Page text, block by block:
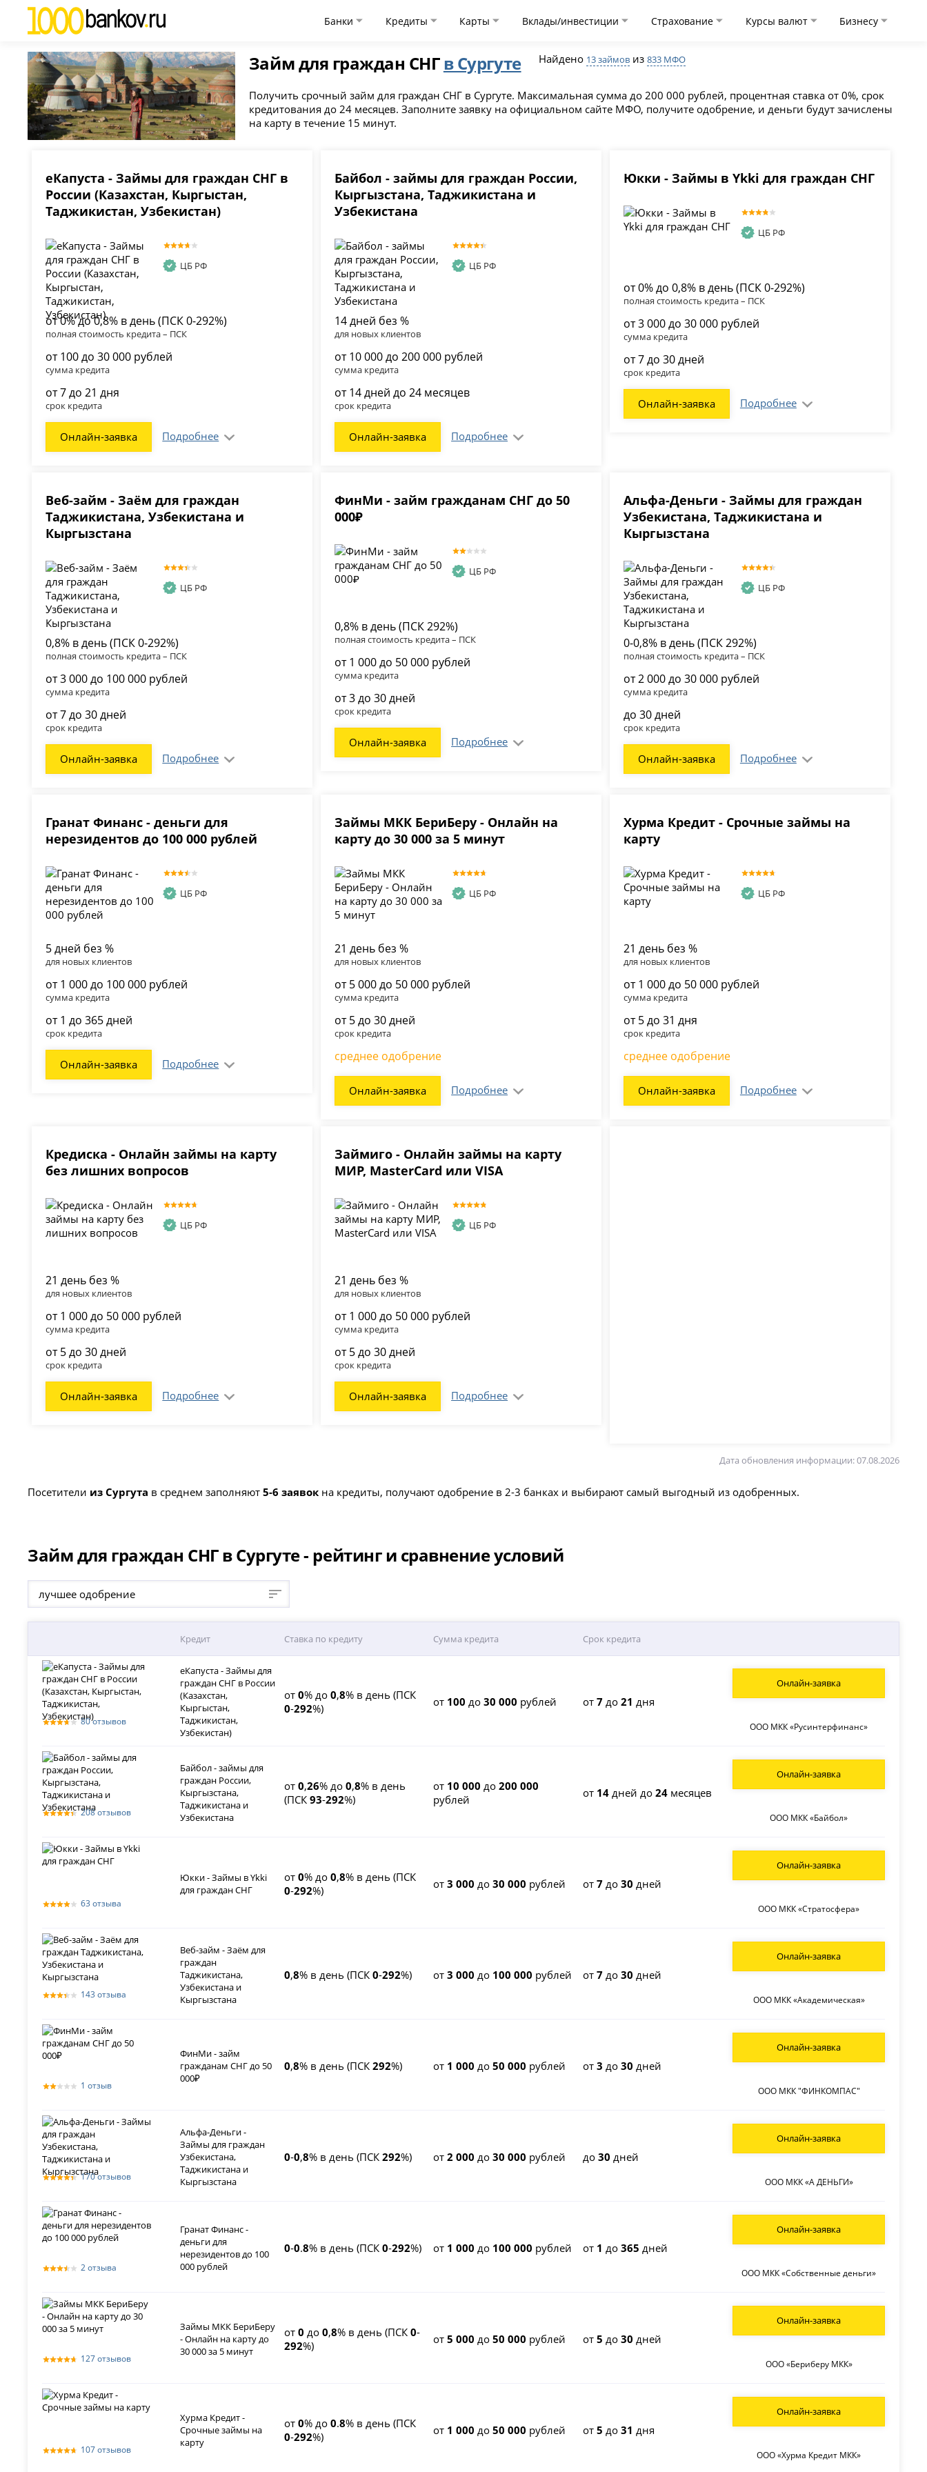
Банки Кредиты Карты Вклады/инвестиции Страхование Курсы валют Бизнесу
Займ для граждан СНГв Сургуте Найдено 13 займовиз 833 МФО
Получить срочный займ для граждан СНГ в Сургуте. Максимальная сумма до 200 000 рублей, процентная ставка от 0%, срок
кредитования до 24 месяцев. Заполните заявку на официальном сайте МФО, получите одобрение, и деньги будут зачислены
на карту в течение 15 минут.
еКапуста - Займы для граждан СНГ в
России (Казахстан, Кыргыстан,
Таджикистан, Узбекистан)
ЦБ РФ
от 0% до 0,8% в день (ПСК 0-292%)
полная стоимость кредита – ПСК
от 100 до 30 000 рублей
сумма кредита
от 7 до 21 дня
срок кредита
Онлайн-заявка Подробнее
Байбол - займы для граждан России,
Кыргызстана, Таджикистана и
Узбекистана
ЦБ РФ
14 дней без %
для новых клиентов
от 10 000 до 200 000 рублей
сумма кредита
от 14 дней до 24 месяцев
срок кредита
Онлайн-заявка Подробнее
Юкки - Займы в Ykki для граждан СНГ
ЦБ РФ
от 0% до 0,8% в день (ПСК 0-292%)
полная стоимость кредита – ПСК
от 3 000 до 30 000 рублей
сумма кредита
от 7 до 30 дней
срок кредита
Онлайн-заявка Подробнее
Веб-займ - Заём для граждан
Таджикистана, Узбекистана и
Кыргызстана
ЦБ РФ
0,8% в день (ПСК 0-292%)
полная стоимость кредита – ПСК
от 3 000 до 100 000 рублей
сумма кредита
от 7 до 30 дней
срок кредита
Онлайн-заявка Подробнее
ФинМи - займ гражданам СНГ до 50
000₽
ЦБ РФ
0,8% в день (ПСК 292%)
полная стоимость кредита – ПСК
от 1 000 до 50 000 рублей
сумма кредита
от 3 до 30 дней
срок кредита
Онлайн-заявка Подробнее
Альфа-Деньги - Займы для граждан
Узбекистана, Таджикистана и
Кыргызстана
ЦБ РФ
0-0,8% в день (ПСК 292%)
полная стоимость кредита – ПСК
от 2 000 до 30 000 рублей
сумма кредита
до 30 дней
срок кредита
Онлайн-заявка Подробнее
Гранат Финанс - деньги для
нерезидентов до 100 000 рублей
ЦБ РФ
5 дней без %
для новых клиентов
от 1 000 до 100 000 рублей
сумма кредита
от 1 до 365 дней
срок кредита
Онлайн-заявка Подробнее
Займы МКК БериБеру - Онлайн на
карту до 30 000 за 5 минут
ЦБ РФ
21 день без %
для новых клиентов
от 5 000 до 50 000 рублей
сумма кредита
от 5 до 30 дней
срок кредита
среднее одобрение
Онлайн-заявка Подробнее
Хурма Кредит - Срочные займы на
карту
ЦБ РФ
21 день без %
для новых клиентов
от 1 000 до 50 000 рублей
сумма кредита
от 5 до 31 дня
срок кредита
среднее одобрение
Онлайн-заявка Подробнее
Кредиска - Онлайн займы на карту
без лишних вопросов
ЦБ РФ
21 день без %
для новых клиентов
от 1 000 до 50 000 рублей
сумма кредита
от 5 до 30 дней
срок кредита
Онлайн-заявка Подробнее
Займиго - Онлайн займы на карту
МИР, MasterCard или VISA
ЦБ РФ
21 день без %
для новых клиентов
от 1 000 до 50 000 рублей
сумма кредита
от 5 до 30 дней
срок кредита
Онлайн-заявка Подробнее
Дата обновления информации: 07.08.2026
Посетители из Сургута в среднем заполняют5-6 заявок на кредиты, получают одобрение в 2-3 банках и выбирают самый выгодный из одобренных.
Займ для граждан СНГ в Сургуте - рейтинг и сравнение условий
лучшее одобрение
Кредит Ставка по кредиту Сумма кредита Срок кредита
80 отзывов
еКапуста - Займы для
граждан СНГ в России
(Казахстан,
Кыргыстан,
Таджикистан,
Узбекистан)
от 0% до 0,8% в день (ПСК
0-292%) от 100 до30 000 рублей от7 до21 дня
ООО МКК «Русинтерфинанс»
Онлайн-заявка
208 отзывов
Байбол - займы для
граждан России,
Кыргызстана,
Таджикистана и
Узбекистана
от 0,26% до 0,8% в день
(ПСК 93-292%)
от 10 000 до200 000
рублей
от 14 дней до24 месяцев
ООО МКК «Байбол»
Онлайн-заявка
63 отзыва
Юкки - Займы в Ykki
для граждан СНГ
от 0% до 0,8% в день (ПСК
0-292%) от3 000 до30 000 рублей от7 до30 дней
ООО МКК «Стратосфера»
Онлайн-заявка
143 отзыва
Веб-займ - Заём для
граждан
Таджикистана,
Узбекистана и
Кыргызстана
0,8% в день (ПСК 0-292%) от3 000 до 100 000 рублей от7 до30 дней
ООО МКК «Академическая»
Онлайн-заявка
1 отзыв
ФинМи - займ
гражданам СНГ до 50
000₽
0,8% в день (ПСК 292%) от 1 000 до50 000 рублей от3 до30 дней
ООО МКК "ФИНКОМПАС"
Онлайн-заявка
170 отзывов
Альфа-Деньги -
Займы для граждан
Узбекистана,
Таджикистана и
Кыргызстана
0-0,8% в день (ПСК 292%) от2 000 до30 000 рублей до30 дней
ООО МКК «А ДЕНЬГИ»
Онлайн-заявка
2 отзыва
Гранат Финанс -
деньги для
нерезидентов до 100
000 рублей
0-0.8% в день (ПСК 0-292%) от 1 000 до 100 000 рублей от 1 до365 дней
ООО МКК «Собственные деньги»
Онлайн-заявка
127 отзывов
Займы МКК БериБеру
- Онлайн на карту до
30 000 за 5 минут
от 0 до 0,8% в день (ПСК 0-
292%) от5 000 до50 000 рублей от5 до30 дней
ООО «Бериберу МКК»
Онлайн-заявка
107 отзывов
Хурма Кредит -
Срочные займы на
карту
от 0% до 0.8% в день (ПСК
0-292%) от 1 000 до50 000 рублей от5 до31 дня
ООО «Хурма Кредит МКК»
Онлайн-заявка